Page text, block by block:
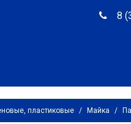
8
пластиковые / Майка /